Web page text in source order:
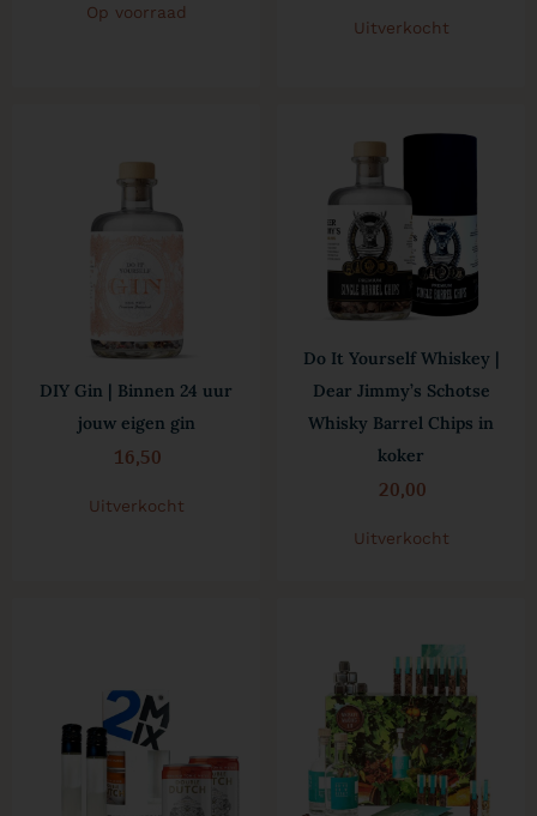
Op voorraad
Uitverkocht
DIY Gin | Binnen 24 uur
jouw eigen gin
16,50
Uitverkocht
Do It Yourself Whiskey |
Dear Jimmy’s Schotse
Whisky Barrel Chips in
koker
20,00
Uitverkocht